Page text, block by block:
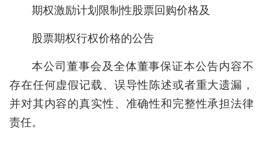
期权激励计划限制性股票回购价格及
股票期权行权价格的公告
本公司董事会及全体董事保证本公告内容不
存在任何虚假记载、误导性陈述或者重大遗漏，
并对其内容的真实性、准确性和完整性承担法律
责任。